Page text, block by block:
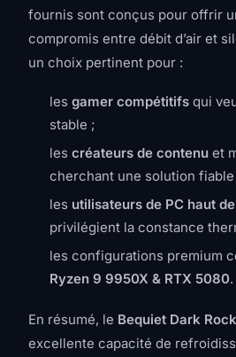
fournis sont conçus pour offrir
compromis entre débit d’air et
un choix pertinent pour :
les gamer compétitifs qui
stable ;
les créateurs de contenu et
cherchant une solution fiable
les utilisateurs de PC haut
privilégient la constance
les configurations premium
Ryzen 9 9950X & RTX 5080.
En résumé, le Bequiet Dark
excellente capacité de